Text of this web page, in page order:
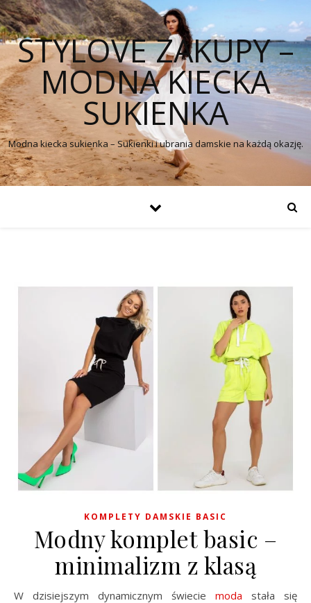
STYLOVE ZAKUPY –
MODNA KIECKA
SUKIENKA
Modna kiecka sukienka – Sukienki i ubrania damskie na każdą okazję.
KOMPLETY DAMSKIE BASIC
Modny komplet basic –
minimalizm z klasą
W dzisiejszym dynamicznym świecie moda stała się